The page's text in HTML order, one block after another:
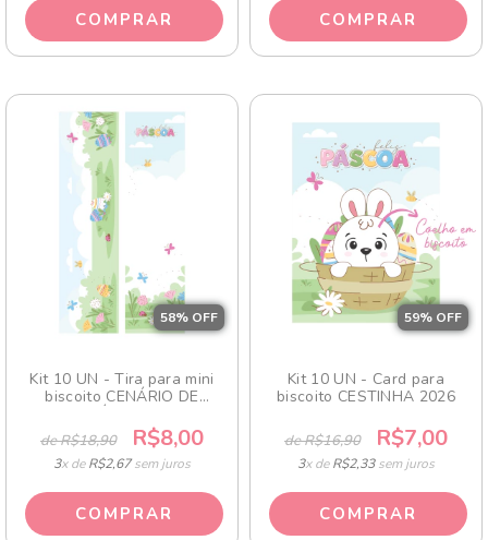
58% OFF
Kit 10 UN - Tira para mini
biscoito CENÁRIO DE
de R$18,90 R$8,00
3x deR$2,67sem juros
59% OFF
Kit 10 UN - Card para
biscoito CESTINHA 2026
de R$16,90 R$7,00
3x deR$2,33sem juros